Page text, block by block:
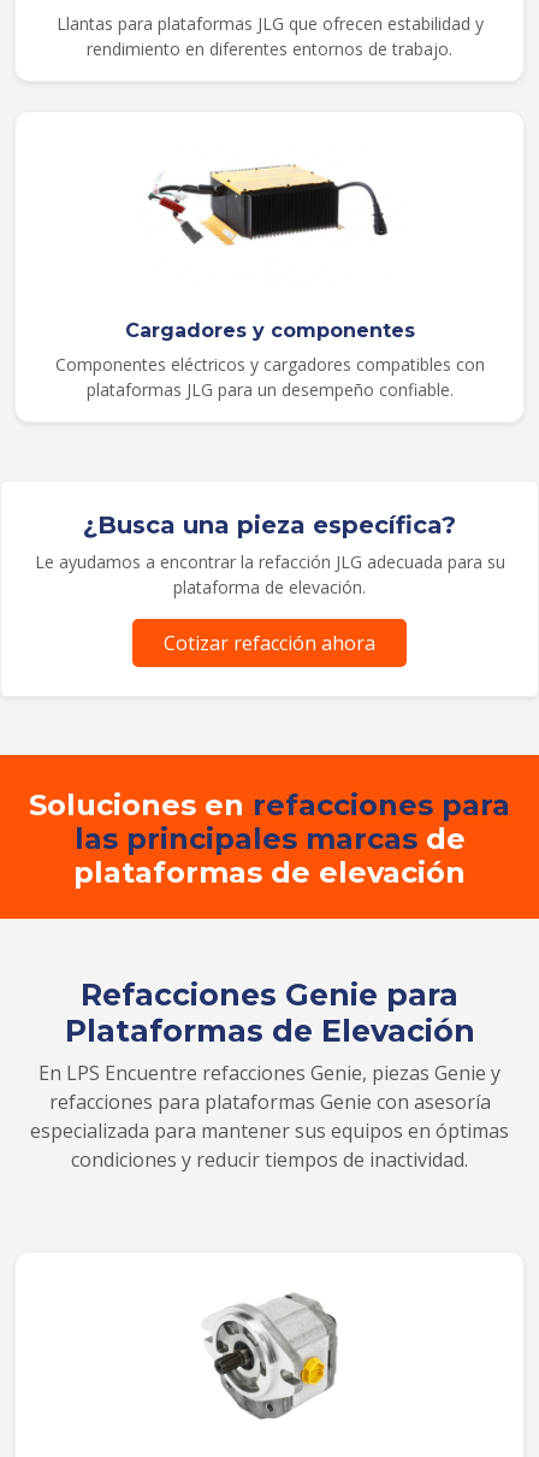
Llantas para plataformas JLG que ofrecen estabilidad y
rendimiento en diferentes entornos de trabajo.
Cargadores y componentes
Componentes eléctricos y cargadores compatibles con
plataformas JLG para un desempeño confiable.
¿Busca una pieza específica?
Le ayudamos a encontrar la refacción JLG adecuada para su
plataforma de elevación.
Cotizar refacción ahora
Soluciones en refacciones para
las principales marcasde
plataformas de elevación
Refacciones Genie para
Plataformas de Elevación
En LPS Encuentre refacciones Genie, piezas Genie y
refacciones para plataformas Genie con asesoría
especializada para mantener sus equipos en óptimas
condiciones y reducir tiempos de inactividad.